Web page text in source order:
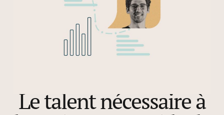
Le talent nécessaire à